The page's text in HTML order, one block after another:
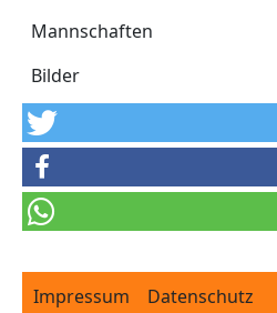
Mannschaften
Bilder
Footer
Impressum Datenschutz